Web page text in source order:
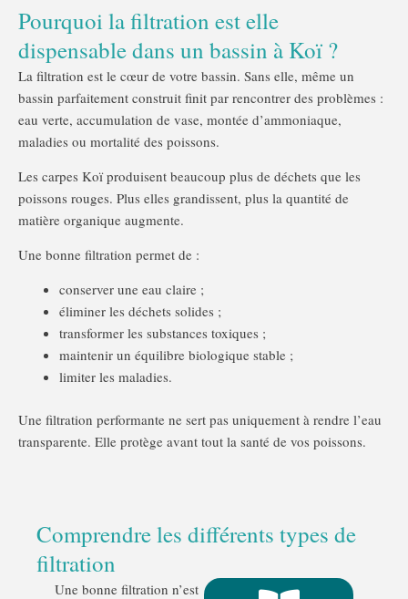
Pourquoi la filtration est elle
dispensable dans un bassin à Koï ?
La filtration est le cœur de votre bassin. Sans elle, même un
bassin parfaitement construit finit par rencontrer des problèmes :
eau verte, accumulation de vase, montée d’ammoniaque,
maladies ou mortalité des poissons.
Les carpes Koï produisent beaucoup plus de déchets que les
poissons rouges. Plus elles grandissent, plus la quantité de
matière organique augmente.
Une bonne filtration permet de :
conserver une eau claire ;
éliminer les déchets solides ;
transformer les substances toxiques ;
maintenir un équilibre biologique stable ;
limiter les maladies.
Une filtration performante ne sert pas uniquement à rendre l’eau
transparente. Elle protège avant tout la santé de vos poissons.
Comprendre les différents types de
filtration
Une bonne filtration n’est